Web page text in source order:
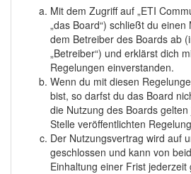
Mit dem Zugriff auf „ETI
„das Board“) schließt du
dem Betreiber des Boards ab
„Betreiber“) und erklärst dich
Regelungen einverstanden.
Wenn du mit diesen
bist, so darfst du das Board
die Nutzung des Boards
Stelle veröffentlichten
Der Nutzungsvertrag wird auf
geschlossen und kann von
Einhaltung einer Frist jederzeit